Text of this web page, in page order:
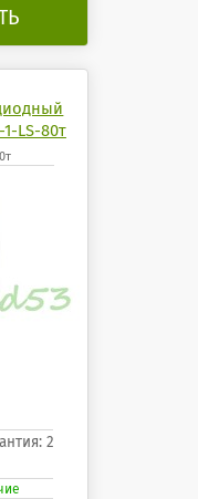
LS-80т
2